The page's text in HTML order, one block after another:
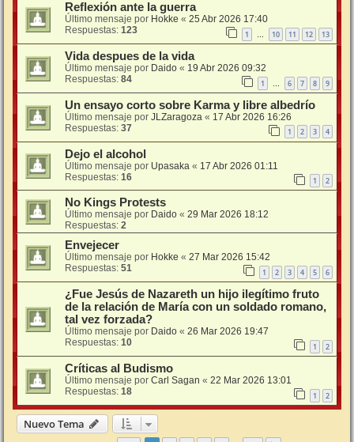
Reflexión ante la guerra
Último mensaje por Hokke « 25 Abr 2026 17:40
Respuestas: 123 1 10 11 12 13
Vida despues de la vida
Último mensaje por Daido « 19 Abr 2026 09:32
Respuestas: 84 1 6 7 8 9
Un ensayo corto sobre Karma y libre albedrío
Último mensaje por JLZaragoza « 17 Abr 2026 16:26
Respuestas: 37 1 2 3 4
Dejo el alcohol
Último mensaje por Upasaka « 17 Abr 2026 01:11
Respuestas: 16 1 2
No Kings Protests
Último mensaje por Daido « 29 Mar 2026 18:12
Respuestas: 2
Envejecer
Último mensaje por Hokke « 27 Mar 2026 15:42
Respuestas: 51 1 2 3 4 5 6
¿Fue Jesús de Nazareth un hijo ilegítimo fruto
de la relación de María con un soldado romano,
tal vez forzada?
Último mensaje por Daido « 26 Mar 2026 19:47
Respuestas: 10 1 2
Críticas al Budismo
Último mensaje por Carl Sagan « 22 Mar 2026 13:01
Respuestas: 18 1 2
Nuevo Tema